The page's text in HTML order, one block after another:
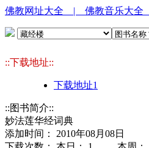
佛教网址大全 | 佛教音乐大全
::下载地址::
下载地址1
::图书简介::
妙法莲华经词典
添加时间： 2010年08月08日